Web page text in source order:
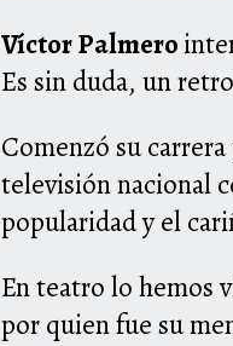
Víctor Palmero
Es sin duda, un
Comenzó su
televisión nacional
popularidad y el
En teatro lo hemos
por quien fue su